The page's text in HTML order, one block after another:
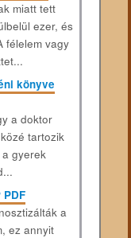
miatt tett
ezer, és
félelem vagy
könyve
a doktor
tartozik
gyerek
a
ez annyit